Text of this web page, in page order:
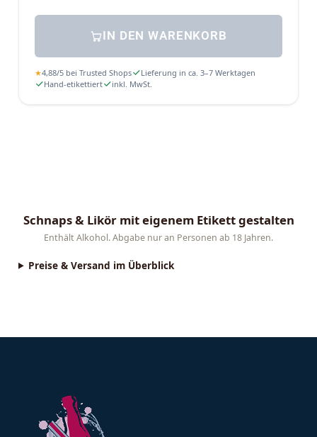
IN DEN WARENKORB
★4,88/5 bei Trusted Shops
Lieferung in ca. 3–7 Werktagen
Hand-etikettiert
inkl. MwSt.
Schnaps & Likör mit eigenem Etikett gestalten
Lade dein Foto oder Logo hoch, wähle einen
Enthält Alkohol. Abgabe nur an Personen ab 18 Jahren.
Preise & Versand im Überblick